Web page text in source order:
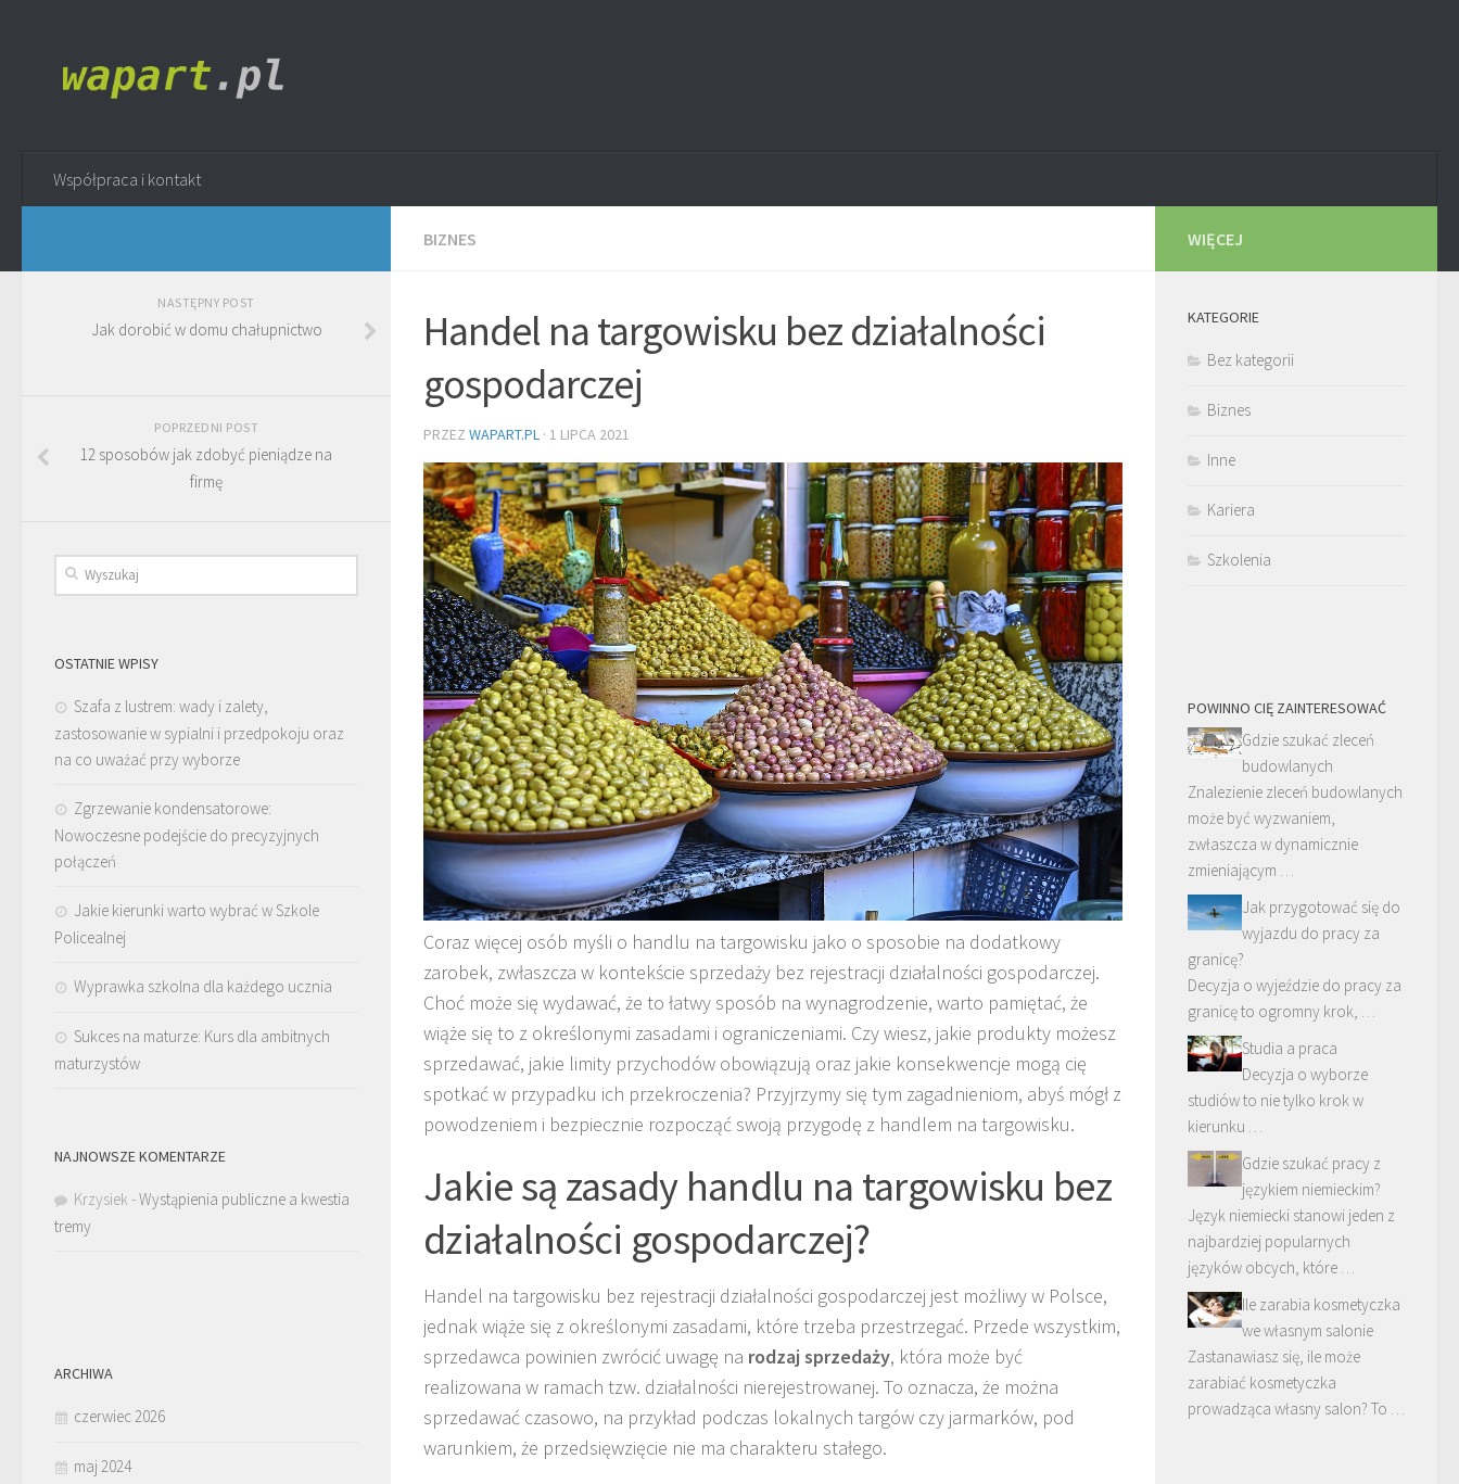
Współpraca i kontakt
BIZNES
Handel na targowisku bez działalności
gospodarczej
PRZEZ WAPART.PL · 1 LIPCA 2021
Coraz więcej osób myśli o handlu na targowisku jako o sposobie na dodatkowy
zarobek, zwłaszcza w kontekście sprzedaży bez rejestracji działalności gospodarczej.
Choć może się wydawać, że to łatwy sposób na wynagrodzenie, warto pamiętać, że
wiąże się to z określonymi zasadami i ograniczeniami. Czy wiesz, jakie produkty możesz
sprzedawać, jakie limity przychodów obowiązują oraz jakie konsekwencje mogą cię
spotkać w przypadku ich przekroczenia? Przyjrzymy się tym zagadnieniom, abyś mógł z
powodzeniem i bezpiecznie rozpocząć swoją przygodę z handlem na targowisku.
Jakie są zasady handlu na targowisku bez
działalności gospodarczej?
Handel na targowisku bez rejestracji działalności gospodarczej jest możliwy w Polsce,
jednak wiąże się z określonymi zasadami, które trzeba przestrzegać. Przede wszystkim,
sprzedawca powinien zwrócić uwagę na rodzaj sprzedaży, która może być
realizowana w ramach tzw. działalności nierejestrowanej. To oznacza, że można
sprzedawać czasowo, na przykład podczas lokalnych targów czy jarmarków, pod
warunkiem, że przedsięwzięcie nie ma charakteru stałego.
NASTĘPNY POST
Jak dorobić w domu chałupnictwo
POPRZEDNI POST
12 sposobów jak zdobyć pieniądze na
firmę
OSTATNIE WPISY
Szafa z lustrem: wady i zalety,
zastosowanie w sypialni i przedpokoju oraz
na co uważać przy wyborze
Zgrzewanie kondensatorowe:
Nowoczesne podejście do precyzyjnych
połączeń
Jakie kierunki warto wybrać w Szkole
Policealnej
Wyprawka szkolna dla każdego ucznia
Sukces na maturze: Kurs dla ambitnych
maturzystów
NAJNOWSZE KOMENTARZE
Krzysiek-Wystąpienia publiczne a kwestia
tremy
ARCHIWA
czerwiec 2026
maj 2024
WIĘCEJ
KATEGORIE
Bez kategorii
Biznes
Inne
Kariera
Szkolenia
POWINNO CIĘ ZAINTERESOWAĆ
Gdzie szukać zleceń
budowlanych
Znalezienie zleceń budowlanych
może być wyzwaniem,
zwłaszcza w dynamicznie
zmieniającym …
Jak przygotować się do
wyjazdu do pracy za
granicę?
Decyzja o wyjeździe do pracy za
granicę to ogromny krok, …
Studia a praca
Decyzja o wyborze
studiów to nie tylko krok w
kierunku …
Gdzie szukać pracy z
językiem niemieckim?
Język niemiecki stanowi jeden z
najbardziej popularnych
języków obcych, które …
Ile zarabia kosmetyczka
we własnym salonie
Zastanawiasz się, ile może
zarabiać kosmetyczka
prowadząca własny salon? To …